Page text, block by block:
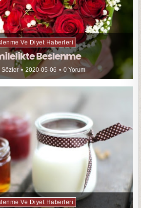
Ve Diyet Haberleri
Beslenme
Sözler 2020-05-06 0 Yorum
Ve Diyet Haberleri